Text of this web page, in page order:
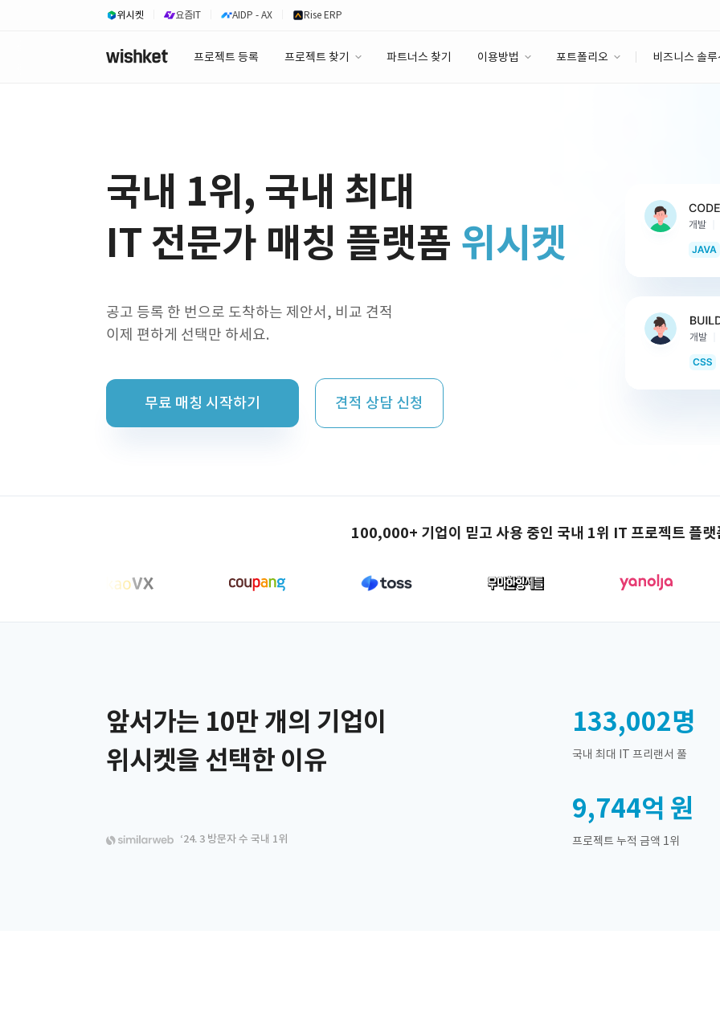
위시켓 요즘IT AIDP - AX Rise ERP
프로젝트 등록 프로젝트 찾기 파트너스 찾기 이용방법 포트폴리오 비즈니스 솔
국내 1위, 국내 최대
IT 전문가 매칭 플랫폼 위시켓
공고 등록 한 번으로 도착하는 제안서, 비교 견적
이제 편하게 선택만 하세요.
무료 매칭 시작하기 견적 상담 신청
100,000+ 기업이 믿고 사용 중인 국내 1위 IT 프로젝트 플랫
앞서가는 10만 개의 기업이
위시켓을 선택한 이유
‘24. 3 방문자 수 국내 1위
133,002명
국내 최대 IT 프리랜서 풀
9,744억 원
프로젝트 누적 금액 1위